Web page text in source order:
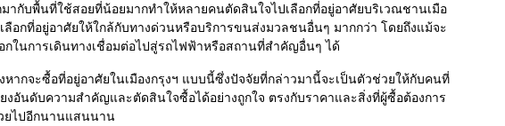
มากับพื้นที่ใช้สอยที่น้อยมากทำให้หลายคนตัดสินใจไปเลือกที่อยู่อาศัยบริเวณชานเมือ
อกที่อยู่อาศัยให้ใกล้กับทางด่วนหรือบริการขนส่งมวลชนอื่นๆ มากกว่า โดยถึงแม้จะ
กในการเดินทางเชื่อมต่อไปสู่รถไฟฟ้าหรือสถานที่สำคัญอื่นๆ ได้
หากจะซื้อที่อยู่อาศัยในเมืองกรุงฯ แบบนี้ซึ่งปัจจัยที่กล่าวมานี้จะเป็นตัวช่วยให้กับคนที่
งอันดับความสำคัญและตัดสินใจซื้อได้อย่างถูกใจ ตรงกับราคาและสิ่งที่ผู้ซื้อต้องการ
ยไปอีกนานแสนนาน